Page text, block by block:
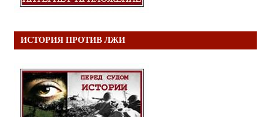
ИСТОРИЯ ПРОТИВ ЛЖИ